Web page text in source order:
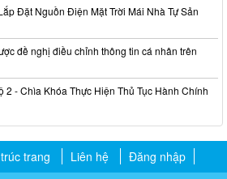
Đặt Nguồn Điện Mặt Trời Mái Nhà Tự Sản
đề nghị điều chỉnh thông tin cá nhân trên
- Chìa Khóa Thực Hiện Thủ Tục Hành Chính
trang Liên hệ Đăng nhập